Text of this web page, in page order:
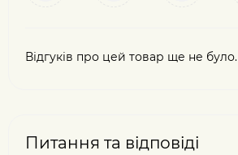
Відгуків про цей товар ще не було.
Питання та відповіді